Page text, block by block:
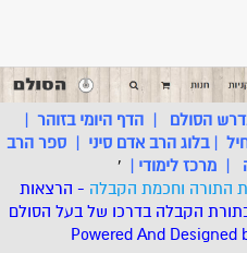
הסולם |הדף היומי בזוהר |
|בלוג הרב אדם סיני |ספר הרב
| מרכז לימודי |
'
התורה וחכמת הקבלה - הרצאות
הקבלה בדרכו של בעל הסולם
Powered And Designed